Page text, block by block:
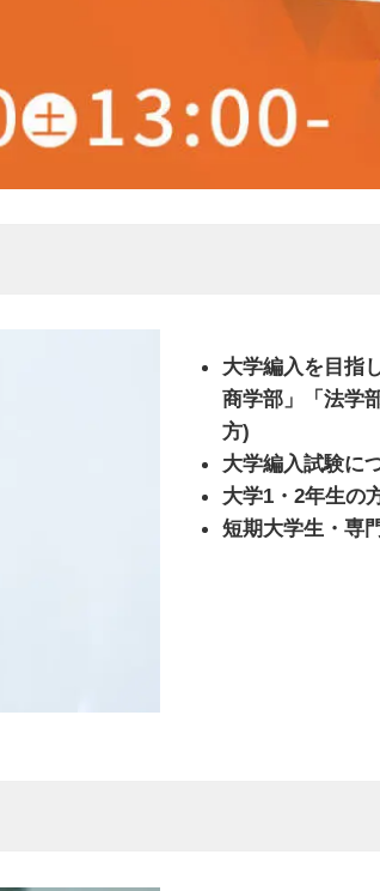
大学編入を目指
商学部」「法学
方)
大学編入試験に
大学1・2年生の
短期大学生・専